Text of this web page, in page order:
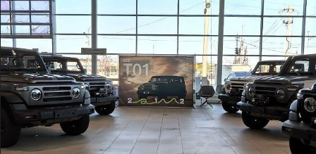
Колми (автоцентр)
г. Якутск, (с. Пригородный)
8(924) 443 93 43
Отдел продаж